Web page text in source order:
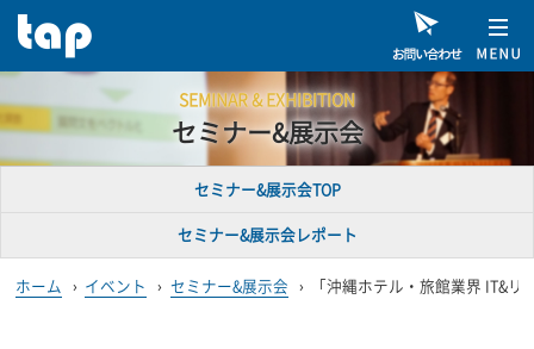
SEMINAR & EXHIBITION
セミナー&展示会
セミナー&展示会TOP
セミナー&展示会レポート
ホーム › イベント › セミナー&展示会 › 「沖縄ホテル・旅館業界 IT&